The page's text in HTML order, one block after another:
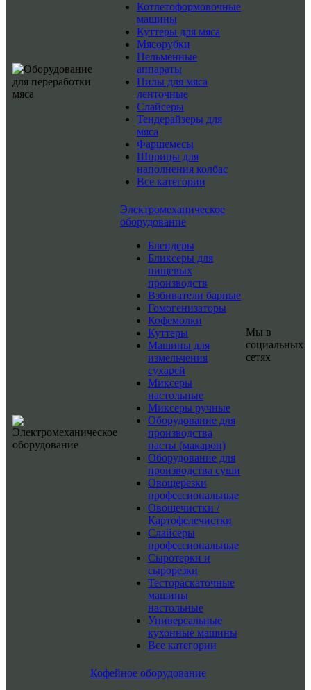
Котлетоформовочные
машины
Куттеры для мяса
Мясорубки
Пельменные
аппараты
Пилы для мяса
ленточные
Слайсеры
Тендерайзеры для
мяса
Фаршемесы
Шприцы для
наполнения колбас
Все категории
Электромеханическое
оборудование
Блендеры
Бликсеры для
пищевых
производств
Взбиватели барные
Гомогенизаторы
Кофемолки
Куттеры
Машины для
измельчения
сухарей
Миксеры
настольные
Миксеры ручные
Оборудование для
производства
пасты (макарон)
Оборудование для
производства суши
Овощерезки
профессиональные
Овощечистки /
Картофелечистки
Слайсеры
профессиональные
Сыротерки и
сырорезки
Тестораскаточные
машины
настольные
Универсальные
кухонные машины
Все категории
Кофейное оборудование
Мы в
социальных
сетях